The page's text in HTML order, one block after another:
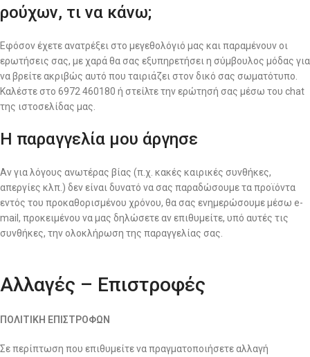
ρούχων, τι να κάνω;
Εφόσον έχετε ανατρέξει στο μεγεθολόγιό μας και παραμένουν οι
ερωτήσεις σας, με χαρά θα σας εξυπηρετήσει η σύμβουλος μόδας για
να βρείτε ακριβώς αυτό που ταιριάζει στον δικό σας σωματότυπο.
Καλέστε στο 6972 460180 ή στείλτε την ερώτησή σας μέσω του chat
της ιστοσελίδας μας.
Η παραγγελία μου άργησε
Αν για λόγους ανωτέρας βίας (π.χ. κακές καιρικές συνθήκες,
απεργίες κλπ.) δεν είναι δυνατό να σας παραδώσουμε τα προϊόντα
εντός του προκαθορισμένου χρόνου, θα σας ενημερώσουμε μέσω e-
mail, προκειμένου να μας δηλώσετε αν επιθυμείτε, υπό αυτές τις
συνθήκες, την ολοκλήρωση της παραγγελίας σας.
Αλλαγές – Επιστροφές
ΠΟΛΙΤΙΚΗ ΕΠΙΣΤΡΟΦΩΝ
Σε περίπτωση που επιθυμείτε να πραγματοποιήσετε αλλαγή